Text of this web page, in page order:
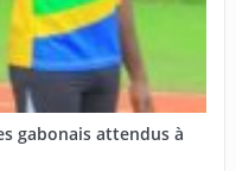
gabonais attendus à